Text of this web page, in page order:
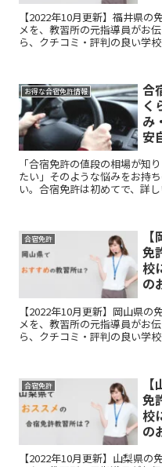
【2022年10月更新】福井県
メを、教習所の元指導員がお
ら、クチコミ・評判の良い学
ル・友人とのシチュエーショ
お得な合宿免許情報
合
く
み
安
「合宿免許の値段の相場が知
たい」そのような悩みをお持
い。合宿免許は初めてで、詳
よね。本記事では、合宿免許
合宿免許
免
校
の
【2022年10月更新】岡山県
メを、教習所の元指導員がお
ら、クチコミ・評判の良い学
ル・友人とのシチュエーショ
合宿免許
免
校
の
【2022年10月更新】山梨県